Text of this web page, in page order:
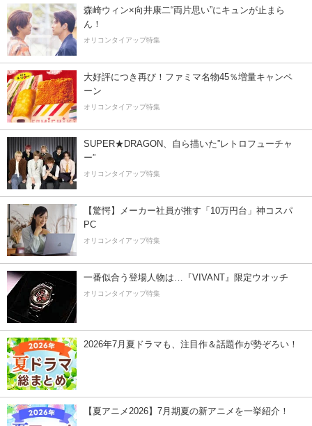
森崎ウィン×向井康二“両片思い”にキュンが止まら
ん！
オリコンタイアップ特集
大好評につき再び！ファミマ名物45％増量キャンペ
ーン
オリコンタイアップ特集
SUPER★DRAGON、自ら描いた”レトロフューチャ
ー”
オリコンタイアップ特集
【驚愕】メーカー社員が推す「10万円台」神コスパ
PC
オリコンタイアップ特集
一番似合う登場人物は…『VIVANT』限定ウオッチ
オリコンタイアップ特集
2026年7月夏ドラマも、注目作＆話題作が勢ぞろい！
【夏アニメ2026】7月期夏の新アニメを一挙紹介！